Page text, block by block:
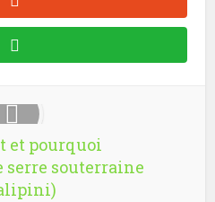
et pourquoi
souterraine